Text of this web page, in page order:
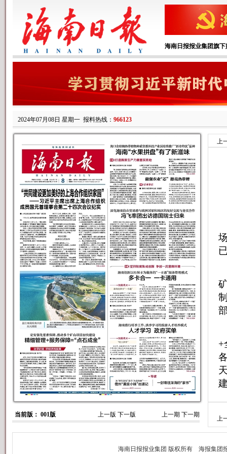
海南日报报业集团旗下
2024年07月08日 星期一 报料热线： 966123
当前版： 001版 上一版 下一版 上一期 下一期
上
+
上